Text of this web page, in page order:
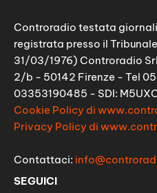
Controradio testata
registrata presso il
31/03/1976) Controradio
2/b - 50142 Firenze - Tel
03353190485 - SDI:
Cookie Policy di
Privacy Policy di
Contattaci:
SEGUICI